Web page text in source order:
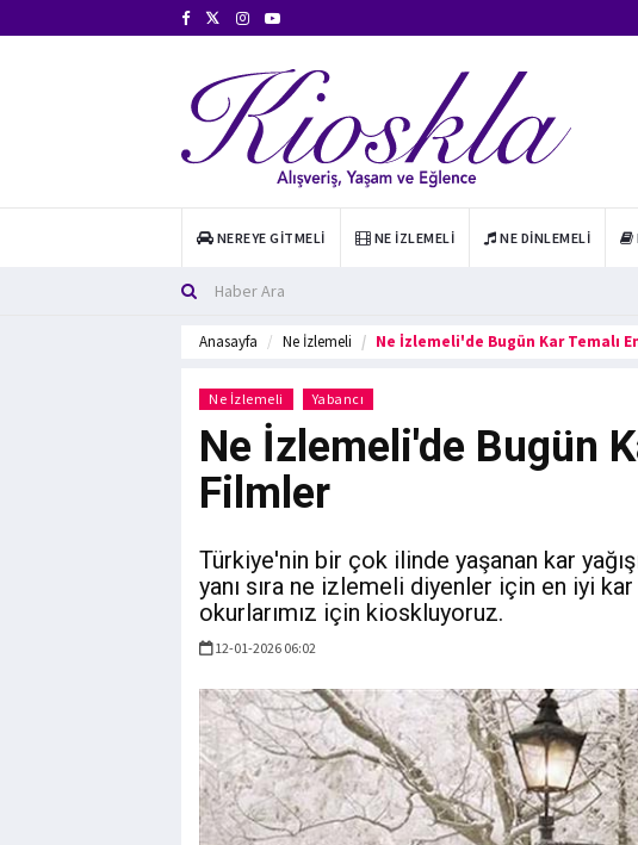
NEREYE GITMELI NE İZLEMELI NE DINLEMELI
Anasayfa Ne İzlemeli Ne İzlemeli'de Bugün Kar Temalı
Ne İzlemeli Yabancı
Ne İzlemeli'de Bugün
Filmler
Türkiye'nin bir çok ilinde yaşanan kar
yanı sıra ne izlemeli diyenler için en iyi
okurlarımız için kioskluyoruz.
12-01-2026 06:02